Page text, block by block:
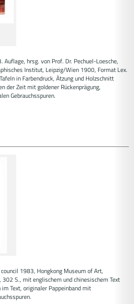
Auflage, hrsg. von Prof. Dr. Pechuel-Loesche,
Institut, Leipzig/Wien 1900, Format Lex.
in Farbendruck, Ätzung und Holzschnitt
der Zeit mit goldener Rückenprägung,
Gebrauchsspuren.
1983, Hongkong Museum of Art,
S., mit englischem und chinesischem Text
Text, originaler Pappeinband mit